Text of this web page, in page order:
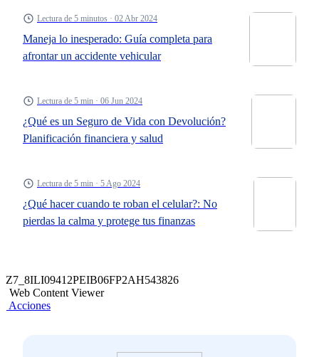
Maneja lo inesperado: Guía completa para
afrontar un accidente vehicular
Lectura de 5 minutos · 02 Abr 2024
¿Qué es un Seguro de Vida con Devolución?
Planificación financiera y salud
Lectura de 5 min · 06 Jun 2024
¿Qué hacer cuando te roban el celular?: No
pierdas la calma y protege tus finanzas
Lectura de 5 min · 5 Ago 2024
Z7_8ILI09412PEIB06FP2AH543826
Web Content Viewer
Acciones